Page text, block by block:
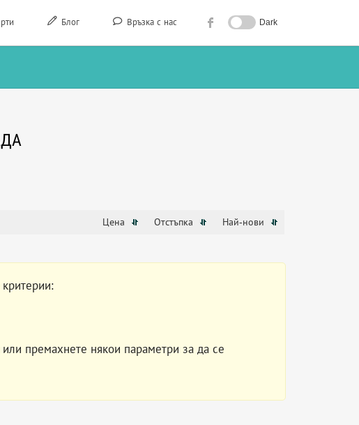
Блог Връзка с нас Dark
Цена Отстъпка Най-нови
премахнете някои параметри за да се